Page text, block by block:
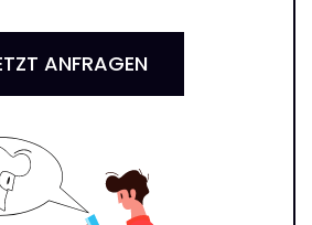
ANFRAGEN